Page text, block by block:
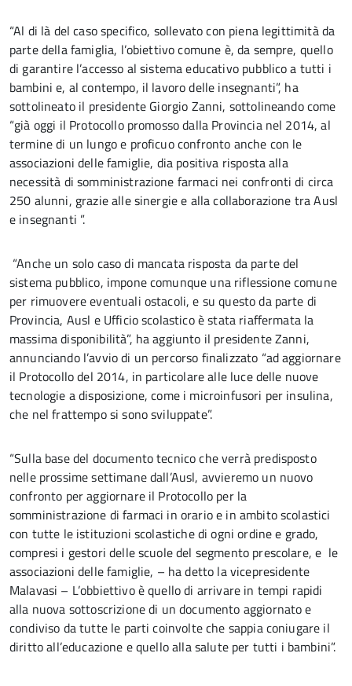
“Al di là del caso specifico, sollevato con piena legittimità da
parte della famiglia, l’obiettivo comune è, da sempre, quello
di garantire l’accesso al sistema educativo pubblico a tutti i
bambini e, al contempo, il lavoro delle insegnanti”, ha
sottolineato il presidente Giorgio Zanni, sottolineando come
“già oggi il Protocollo promosso dalla Provincia nel 2014, al
termine di un lungo e proficuo confronto anche con le
associazioni delle famiglie, dia positiva risposta alla
necessità di somministrazione farmaci nei confronti di circa
250 alunni, grazie alle sinergie e alla collaborazione tra Ausl
e insegnanti ”.
“Anche un solo caso di mancata risposta da parte del
sistema pubblico, impone comunque una riflessione comune
per rimuovere eventuali ostacoli, e su questo da parte di
Provincia, Ausl e Ufficio scolastico è stata riaffermata la
massima disponibilità”, ha aggiunto il presidente Zanni,
annunciando l’avvio di un percorso finalizzato “ad aggiornare
il Protocollo del 2014, in particolare alle luce delle nuove
tecnologie a disposizione, come i microinfusori per insulina,
che nel frattempo si sono sviluppate”.
“Sulla base del documento tecnico che verrà predisposto
nelle prossime settimane dall’Ausl, avvieremo un nuovo
confronto per aggiornare il Protocollo per la
somministrazione di farmaci in orario e in ambito scolastici
con tutte le istituzioni scolastiche di ogni ordine e grado,
compresi i gestori delle scuole del segmento prescolare, e le
associazioni delle famiglie, – ha detto la vicepresidente
Malavasi – L’obbiettivo è quello di arrivare in tempi rapidi
alla nuova sottoscrizione di un documento aggiornato e
condiviso da tutte le parti coinvolte che sappia coniugare il
diritto all’educazione e quello alla salute per tutti i bambini”.